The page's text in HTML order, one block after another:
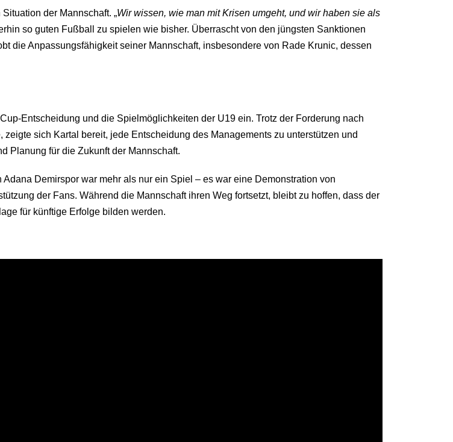
der Mannschaft. „Wir wissen, wie man mit Krisen umgeht, und wir haben sie als
so guten Fußball zu spielen wie bisher. Überrascht von den jüngsten Sanktionen
die Anpassungsfähigkeit seiner Mannschaft, insbesondere von Rade Krunic, dessen
Entscheidung und die Spielmöglichkeiten der U19 ein. Trotz der Forderung nach
sich Kartal bereit, jede Entscheidung des Managements zu unterstützen und
Planung für die Zukunft der Mannschaft.
Demirspor war mehr als nur ein Spiel – es war eine Demonstration von
der Fans. Während die Mannschaft ihren Weg fortsetzt, bleibt zu hoffen, dass der
für künftige Erfolge bilden werden.